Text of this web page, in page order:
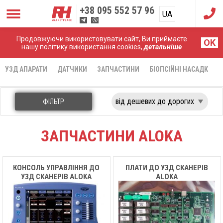
Продовжуючи використовувати сайт, Ви приймаєте
нашу політику використання cookies,детальніше OK
+38 095 552 57 96 UA
RU
Головна Запчастини Aloka
УЗД АПАРАТИ ДАТЧИКИ ЗАПЧАСТИНИ БІОПСІЙНІ НАСАДКИ
ФІЛЬТР
ЗАПЧАСТИНИ ALOKA
КОНСОЛЬ УПРАВЛІННЯ ДО
УЗД СКАНЕРІВ ALOKA
ПЛАТИ ДО УЗД СКАНЕРІВ
ALOKA